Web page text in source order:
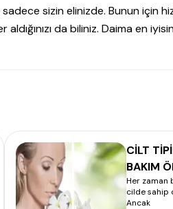
sizin elinizde. Bunun için
da biliniz. Daima en
CİLT
BAKIM
Her zaman
cilde sahip
Ancak